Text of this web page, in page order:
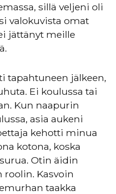
sillä veljeni oli
valokuvista omat
jättänyt meille
tapahtuneen jälkeen,
Ei koulussa tai
Kun naapurin
asia aukeni
kehotti minua
kotona, koska
Otin äidin
Kasvoin
taakka